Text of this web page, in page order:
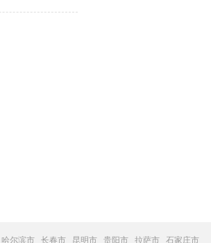
哈尔滨市 长春市 昆明市 贵阳市 拉萨市 石家庄市